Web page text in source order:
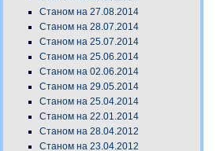
Станом на 27.08.2014
Станом на 28.07.2014
Станом на 25.07.2014
Станом на 25.06.2014
Станом на 02.06.2014
Станом на 29.05.2014
Станом на 25.04.2014
Станом на 22.01.2014
Станом на 28.04.2012
Станом на 23.04.2012